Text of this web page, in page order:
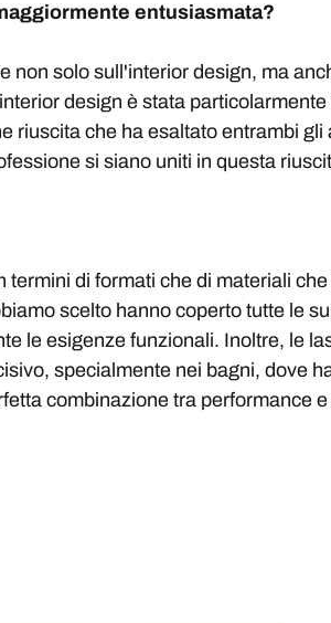
entusiasmata?
non solo sull'interior design, ma
design è stata
riuscita che ha esaltato entrambi
si siano uniti in questa
di formati che di materiali
scelto hanno coperto tutte le
le esigenze funzionali. Inoltre, le
specialmente nei bagni, dove
combinazione tra performance